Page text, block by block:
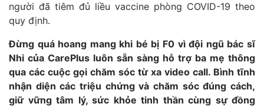
người đã tiêm đủ liều vaccine phòng COVID-19 theo
quy định.
Đừng quá hoang mang khi bé bị F0 vì đội ngũ bác sĩ
Nhi của CarePlus luôn sẵn sàng hỗ trợ ba mẹ thông
qua các cuộc gọi chăm sóc từ xa video call. Bình tĩnh
nhận diện các triệu chứng và chăm sóc đúng cách,
giữ vững tâm lý, sức khỏe tinh thần cùng sự đồng